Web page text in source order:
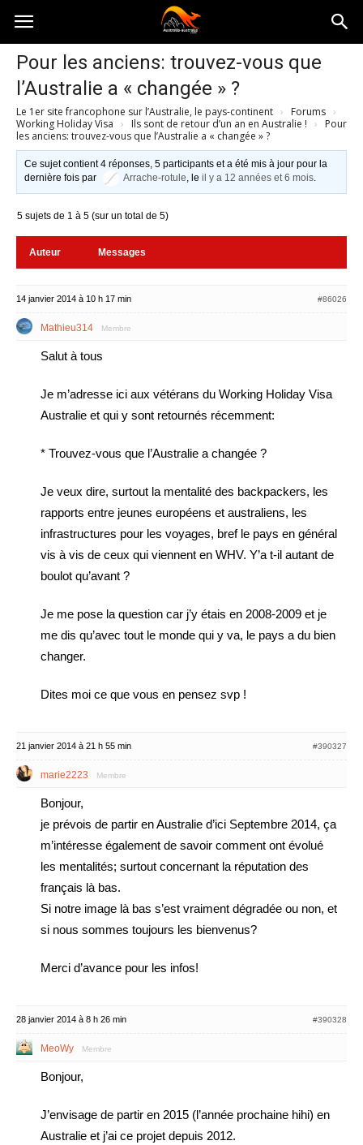
Australia-
australie.com
Pour les anciens: trouvez-vous que
l’Australie a « changée » ?
Le 1er site francophone sur l’Australie, le pays-continent › Forums ›
Working Holiday Visa › Ils sont de retour d’un an en Australie ! ›
Pour
les anciens: trouvez-vous que l’Australie a « changée » ?
Ce sujet contient 4 réponses, 5 participants et a été mis à jour pour la
dernière fois par
Arrache-rotule, leil y a 12 années et 6 mois.
5 sujets de 1 à 5 (sur un total de 5)
Auteur Messages
14 janvier 2014 à 10 h 17 min #86026
Mathieu314 Membre
Salut à tous
Je m’adresse ici aux vétérans du Working Holiday Visa
Australie et qui y sont retournés récemment:
* Trouvez-vous que l’Australie a changée ?
Je veux dire, surtout la mentalité des backpackers, les
rapports entre jeunes européens et australiens, les
infrastructures pour les voyages, bref le pays en général
vis à vis de ceux qui viennent en WHV. Y’a t-il autant de
boulot qu’avant ?
Je me pose la question car j’y étais en 2008-2009 et je
me dis qu’avec tout le monde qui y va, le pays a du bien
changer.
Dites moi ce que vous en pensez svp !
21 janvier 2014 à 21 h 55 min #390327
marie2223 Membre
Bonjour,
je prévois de partir en Australie d’ici Septembre 2014, ça
m’intéresse également de savoir comment ont évolué
les mentalités; surtout concernant la réputation des
français là bas.
Si notre image là bas s’est vraiment dégradée ou non, et
si nous sommes toujours les bienvenus?
Merci d’avance pour les infos!
28 janvier 2014 à 8 h 26 min #390328
MeoWy Membre
Bonjour,
J’envisage de partir en 2015 (l’année prochaine hihi) en
Australie et j’ai ce projet depuis 2012.